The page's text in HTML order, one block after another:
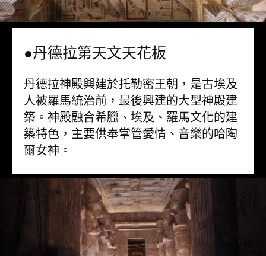
●丹德拉第天文天花板
丹德拉神殿興建於托勒密王朝，是古埃及
人被羅馬統治前，最後興建的大型神殿建
築。神殿融合希臘、埃及、羅馬文化的建
築特色，主要供奉掌管愛情、音樂的哈陶
爾女神。